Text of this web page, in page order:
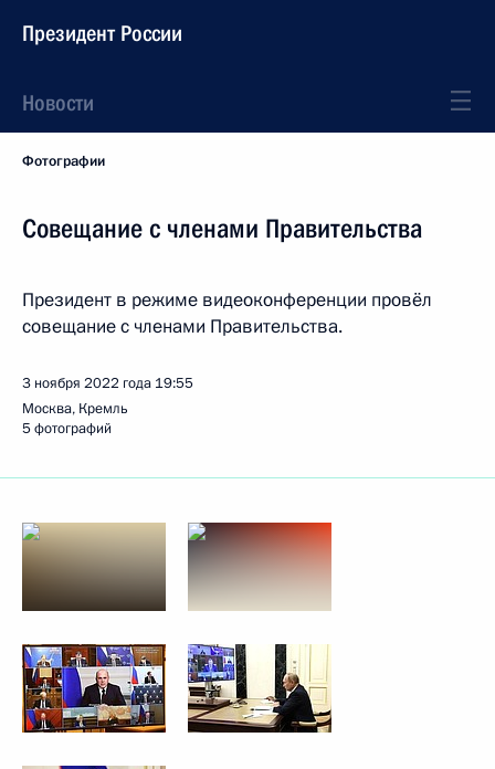
Президент России
Новости
Фотографии
Совещание с членами Правительства
Президент в режиме видеоконференции провёл
совещание с членами Правительства.
3 ноября 2022 года 19:55
Москва, Кремль
5 фотографий